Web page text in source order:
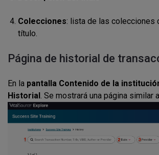
Colecciones: lista de las colecciones
título.
Página de historial de
En la pantalla Contenido de la
Historial . Se mostrará una página similar